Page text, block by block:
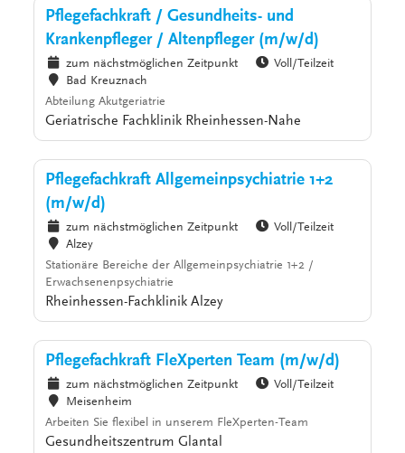
Pflegefachkraft / Gesundheits- und
Krankenpfleger / Altenpfleger (m/w/d)
zum nächstmöglichen Zeitpunkt
Voll/Teilzeit
Bad Kreuznach
Abteilung Akutgeriatrie
Geriatrische Fachklinik Rheinhessen-Nahe
Pflegefachkraft Allgemeinpsychiatrie 1+2
(m/w/d)
zum nächstmöglichen Zeitpunkt
Voll/Teilzeit
Alzey
Stationäre Bereiche der Allgemeinpsychiatrie 1+2 /
Erwachsenenpsychiatrie
Rheinhessen-Fachklinik Alzey
Pflegefachkraft FleXperten Team (m/w/d)
zum nächstmöglichen Zeitpunkt
Voll/Teilzeit
Meisenheim
Arbeiten Sie flexibel in unserem FleXperten-Team
Gesundheitszentrum Glantal